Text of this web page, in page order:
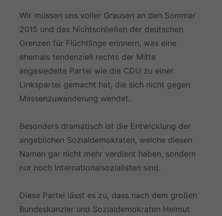
Wir müssen uns voller Grausen an den Sommer
2015 und das Nichtschließen der deutschen
Grenzen für Flüchtlinge erinnern, was eine
ehemals tendenziell rechts der Mitte
angesiedelte Partei wie die CDU zu einer
Linkspartei gemacht hat, die sich nicht gegen
Massenzuwanderung wendet.
Besonders dramatisch ist die Entwicklung der
angeblichen Sozialdemokraten, welche diesen
Namen gar nicht mehr verdient haben, sondern
nur noch Internationalsozialisten sind.
Diese Partei lässt es zu, dass nach dem großen
Bundeskanzler und Sozialdemokraten Helmut